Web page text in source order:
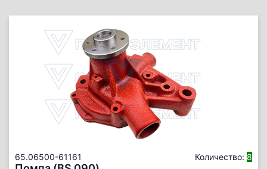
65.06500-61161 Количество: 8